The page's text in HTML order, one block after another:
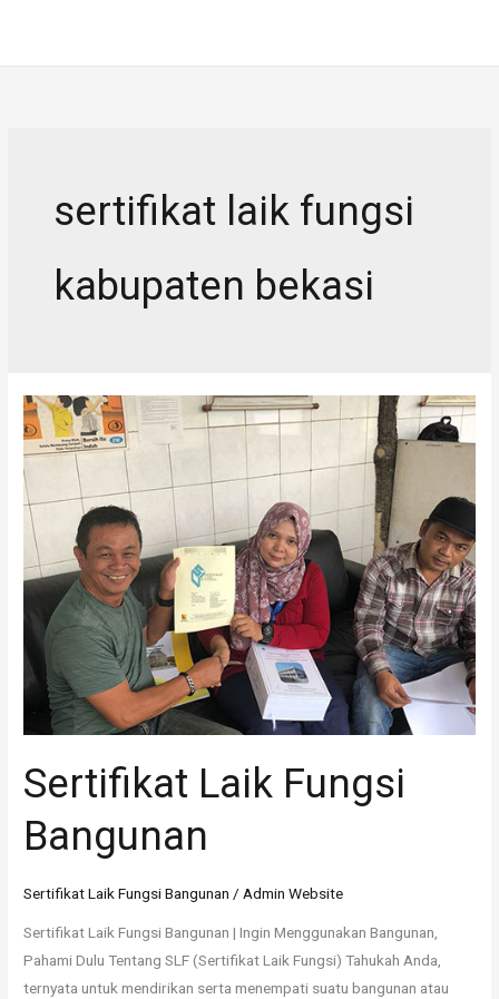
content
sertifikat laik fungsi
kabupaten bekasi
Sertifikat Laik Fungsi
Bangunan
Sertifikat Laik Fungsi Bangunan / Admin Website
Sertifikat Laik Fungsi Bangunan | Ingin Menggunakan Bangunan,
Pahami Dulu Tentang SLF (Sertifikat Laik Fungsi) Tahukah Anda,
ternyata untuk mendirikan serta menempati suatu bangunan atau
Sertifikat
Laik
Fungsi
Bangunan